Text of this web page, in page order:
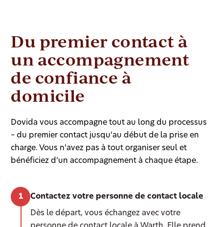
Du premier contact à
un accompagnement
de confiance à
domicile
Dovida vous accompagne tout au long du processus
– du premier contact jusqu’au début de la prise en
charge. Vous n’avez pas à tout organiser seul et
bénéficiez d’un accompagnement à chaque étape.
Contactez votre personne de contact locale
Dès le départ, vous échangez avec votre